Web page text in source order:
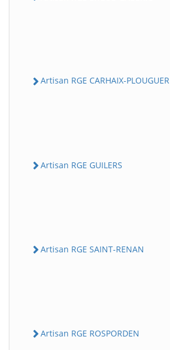
Artisan RGE CARHAIX-PLOUGUER
Artisan RGE GUILERS
Artisan RGE SAINT-RENAN
Artisan RGE ROSPORDEN